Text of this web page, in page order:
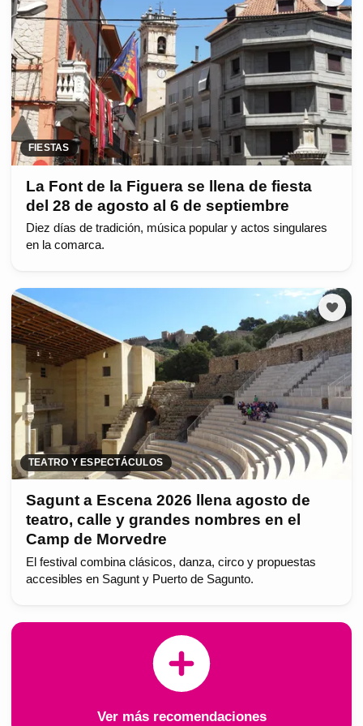
FIESTAS
La Font de la Figuera se llena de fiesta
del 28 de agosto al 6 de septiembre
Diez días de tradición, música popular y actos singulares
en la comarca.
TEATRO Y ESPECTÁCULOS
Sagunt a Escena 2026 llena agosto de
teatro, calle y grandes nombres en el
Camp de Morvedre
El festival combina clásicos, danza, circo y propuestas
accesibles en Sagunt y Puerto de Sagunto.
Ver más recomendaciones